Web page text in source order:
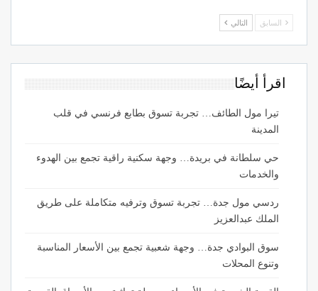
السابق التالي
اقرأ أيضًا
تيرا مول الطائف… تجربة تسوق بطابع فرنسي في قلب
المدينة
حي سلطانة في بريدة… وجهة سكنية راقية تجمع بين الهدوء
والخدمات
ردسي مول جدة… تجربة تسوق وترفيه متكاملة على طريق
الملك عبدالعزيز
سوق البوادي جدة… وجهة شعبية تجمع بين الأسعار المناسبة
وتنوع المحلات